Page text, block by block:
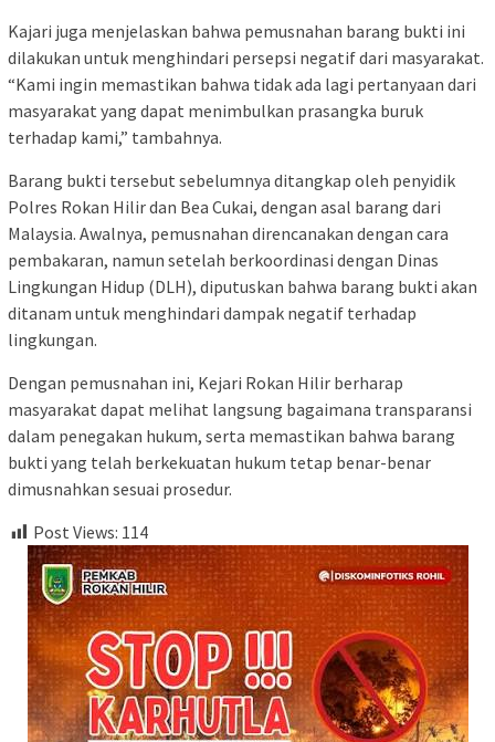
Kajari juga menjelaskan bahwa pemusnahan barang bukti ini
dilakukan untuk menghindari persepsi negatif dari masyarakat.
“Kami ingin memastikan bahwa tidak ada lagi pertanyaan dari
masyarakat yang dapat menimbulkan prasangka buruk
terhadap kami,” tambahnya.
Barang bukti tersebut sebelumnya ditangkap oleh penyidik
Polres Rokan Hilir dan Bea Cukai, dengan asal barang dari
Malaysia. Awalnya, pemusnahan direncanakan dengan cara
pembakaran, namun setelah berkoordinasi dengan Dinas
Lingkungan Hidup (DLH), diputuskan bahwa barang bukti akan
ditanam untuk menghindari dampak negatif terhadap
lingkungan.
Dengan pemusnahan ini, Kejari Rokan Hilir berharap
masyarakat dapat melihat langsung bagaimana transparansi
dalam penegakan hukum, serta memastikan bahwa barang
bukti yang telah berkekuatan hukum tetap benar-benar
dimusnahkan sesuai prosedur.
Post Views: 114